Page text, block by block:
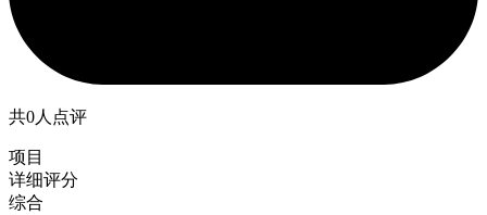
共0人点评
项目
详细评分
综合